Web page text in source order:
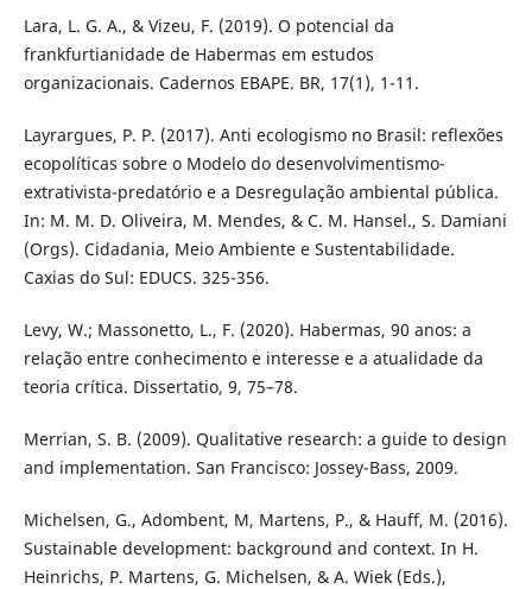
Lara, L. G. A., & Vizeu, F. (2019). O potencial da
frankfurtianidade de Habermas em estudos
organizacionais. Cadernos EBAPE. BR, 17(1), 1-11.
Layrargues, P. P. (2017). Anti ecologismo no Brasil: reflexões
ecopolíticas sobre o Modelo do desenvolvimentismo-
extrativista-predatório e a Desregulação ambiental pública.
In: M. M. D. Oliveira, M. Mendes, & C. M. Hansel., S. Damiani
(Orgs). Cidadania, Meio Ambiente e Sustentabilidade.
Caxias do Sul: EDUCS. 325-356.
Levy, W.; Massonetto, L., F. (2020). Habermas, 90 anos: a
relação entre conhecimento e interesse e a atualidade da
teoria crítica. Dissertatio, 9, 75–78.
Merrian, S. B. (2009). Qualitative research: a guide to design
and implementation. San Francisco: Jossey-Bass, 2009.
Michelsen, G., Adombent, M, Martens, P., & Hauff, M. (2016).
Sustainable development: background and context. In H.
Heinrichs, P. Martens, G. Michelsen, & A. Wiek (Eds.),